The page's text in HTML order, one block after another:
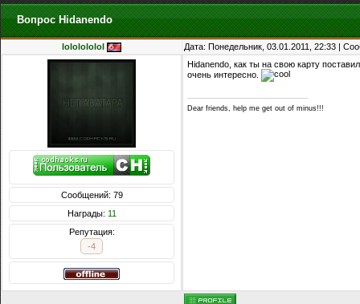
Вопрос Hidanendo
lololololol Дата: Понедельник, 03.01.2011, 22:33 |
Сообщений: 79
Награды: 11
Репутация:
-4
Hidanendo, как ты на свою карту
очень интересно.
Dear friends, help me get out of minus!!!